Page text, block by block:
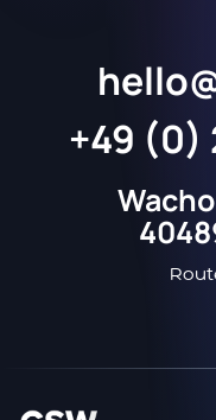
+49 (0)